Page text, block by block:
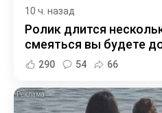
10 ч. назад
Ролик длится
смеяться вы будете
290 54 66